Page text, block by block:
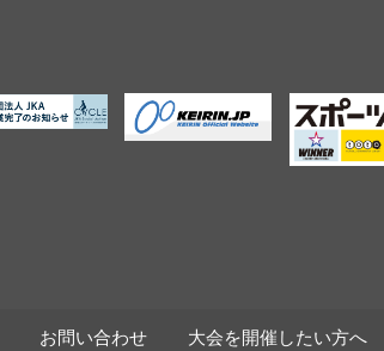
お問い合わせ 大会を開催したい方へ